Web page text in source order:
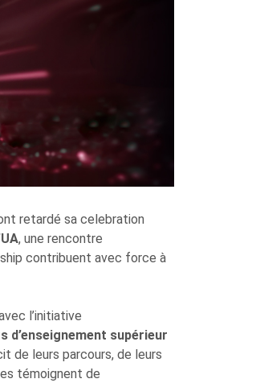
retardé sa celebration
, une rencontre
contribuent avec force à
l’initiative
d’enseignement supérieur
de leurs parcours, de leurs
témoignent de